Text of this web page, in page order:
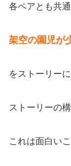
各ペアとも共
架空の園児が
をストーリー
ストーリーの
これは面白い